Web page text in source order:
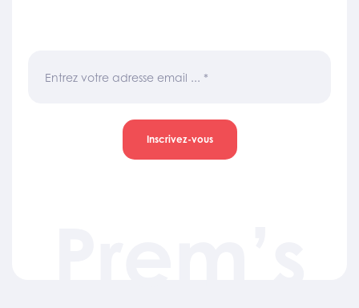
Entrez votre adresse email ... *
Inscrivez-vous